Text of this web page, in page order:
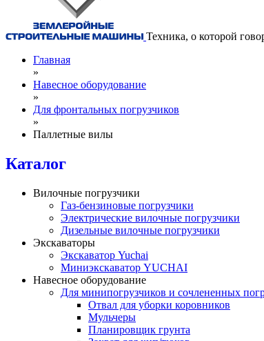
Техника, о которой
Главная
»
Навесное оборудование
»
Для фронтальных погрузчиков
»
Паллетные вилы
Каталог
Вилочные погрузчики
Газ-бензиновые погрузчики
Электрические вилочные погрузчики
Дизельные вилочные погрузчики
Экскаваторы
Экскаватор Yuchai
Миниэкскаватор YUCHAI
Навесное оборудование
Для минипогрузчиков и сочлененных
Отвал для уборки коровников
Мульчеры
Планировщик грунта